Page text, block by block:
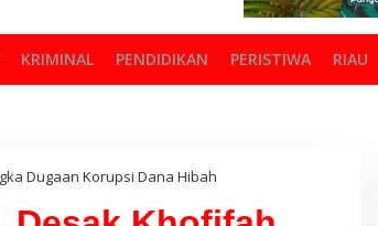
KRIMINAL PENDIDIKAN PERISTIWA RIAU
Dugaan Korupsi Dana Hibah